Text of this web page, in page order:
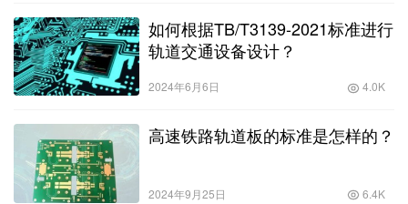
如何根据TB/T3139-2021标准进行
轨道交通设备设计？
2024年6月6日 4.0K
高速铁路轨道板的标准是怎样的？
2024年9月25日 6.4K